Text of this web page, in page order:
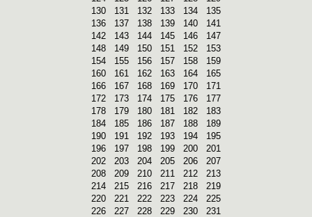
130
131 132 133 134
135
136
137 138 139 140
141
142
143 144 145 146
147
148
149 150 151 152
153
154
155 156 157 158
159
160
161 162 163 164
165
166
167 168 169 170
171
172
173 174 175 176
177
178
179 180 181 182
183
184
185 186 187 188
189
190
191 192 193 194
195
196
197 198 199 200
201
202
203 204 205 206
207
208
209 210 211 212
213
214
215 216 217 218
219
220
221 222 223 224
225
226
227 228 229 230
231